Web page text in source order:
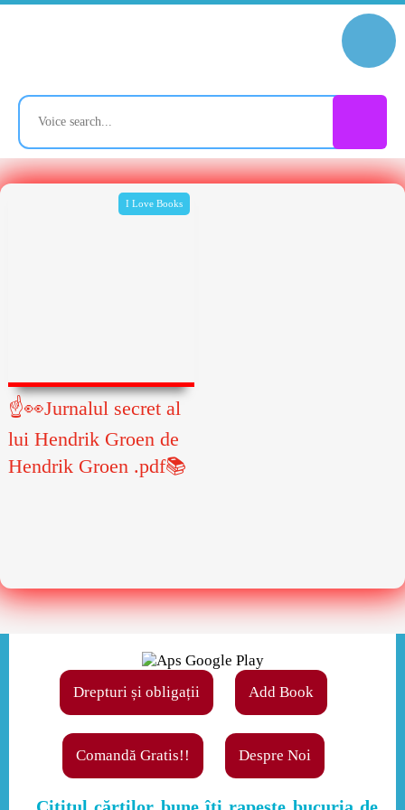
I Love Books
☝👀Jurnalul secret al
lui Hendrik Groen de
Hendrik Groen .pdf📚
Drepturi și obligații Add Book
Comandă Gratis!! Despre Noi